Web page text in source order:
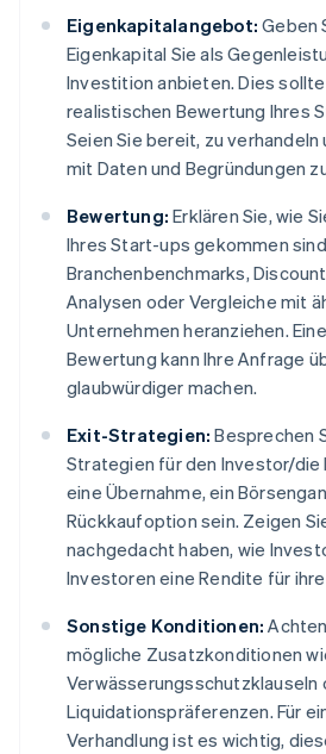
Eigenkapitalangebot: Geben
Eigenkapital Sie als
Investition anbieten. Dies
realistischen Bewertung Ihres
Seien Sie bereit, zu verhandeln
mit Daten und Begründungen
Bewertung: Erklären Sie, wie
Ihres Start-ups gekommen
Branchenbenchmarks,
Analysen oder Vergleiche mit
Unternehmen heranziehen.
Bewertung kann Ihre Anfrage
glaubwürdiger machen.
Exit-Strategien: Besprechen
Strategien für den Investor/die
eine Übernahme, ein
Rückkaufoption sein. Zeigen
nachgedacht haben, wie
Investoren eine Rendite für
Sonstige Konditionen:
mögliche Zusatzkonditionen
Verwässerungsschutzklauseln
Liquidationspräferenzen. Für
Verhandlung ist es wichtig,